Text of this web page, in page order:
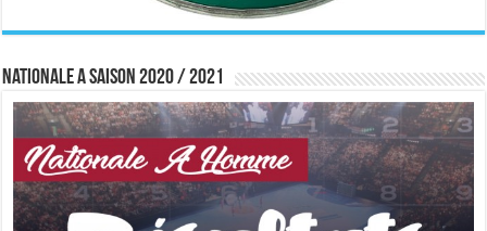
Nationale A saison 2020 / 2021